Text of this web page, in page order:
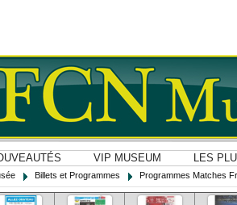
VIP MUSEUM LES
Billets et Programmes Programmes Matches